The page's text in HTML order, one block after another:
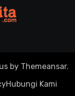
by Themeansar.
Hubungi Kami